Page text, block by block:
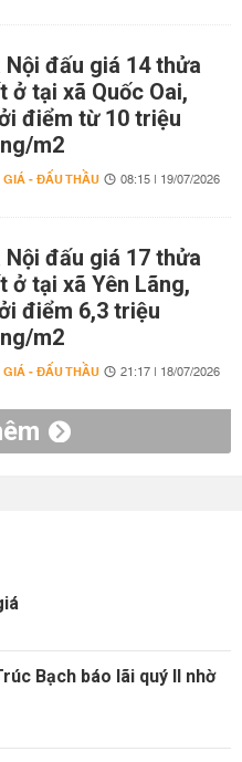
Nội đấu giá 14 thửa
ở tại xã Quốc Oai,
điểm từ 10 triệu
m2
- ĐẤU THẦU 08:15 | 19/07/2026
Nội đấu giá 17 thửa
ở tại xã Yên Lãng,
điểm 6,3 triệu
m2
- ĐẤU THẦU 21:17 | 18/07/2026
Bạch báo lãi quý II nhờ